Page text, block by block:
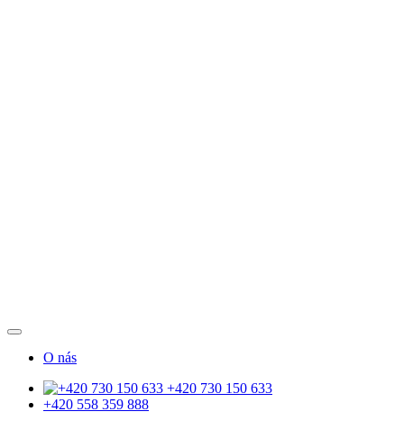
O nás
+420 730 150 633
+420 558 359 888